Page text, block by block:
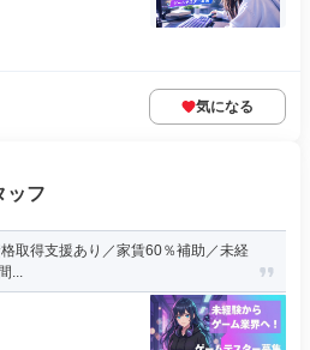
気になる
ッフ
取得支援あり／家賃60％補助／未経
...